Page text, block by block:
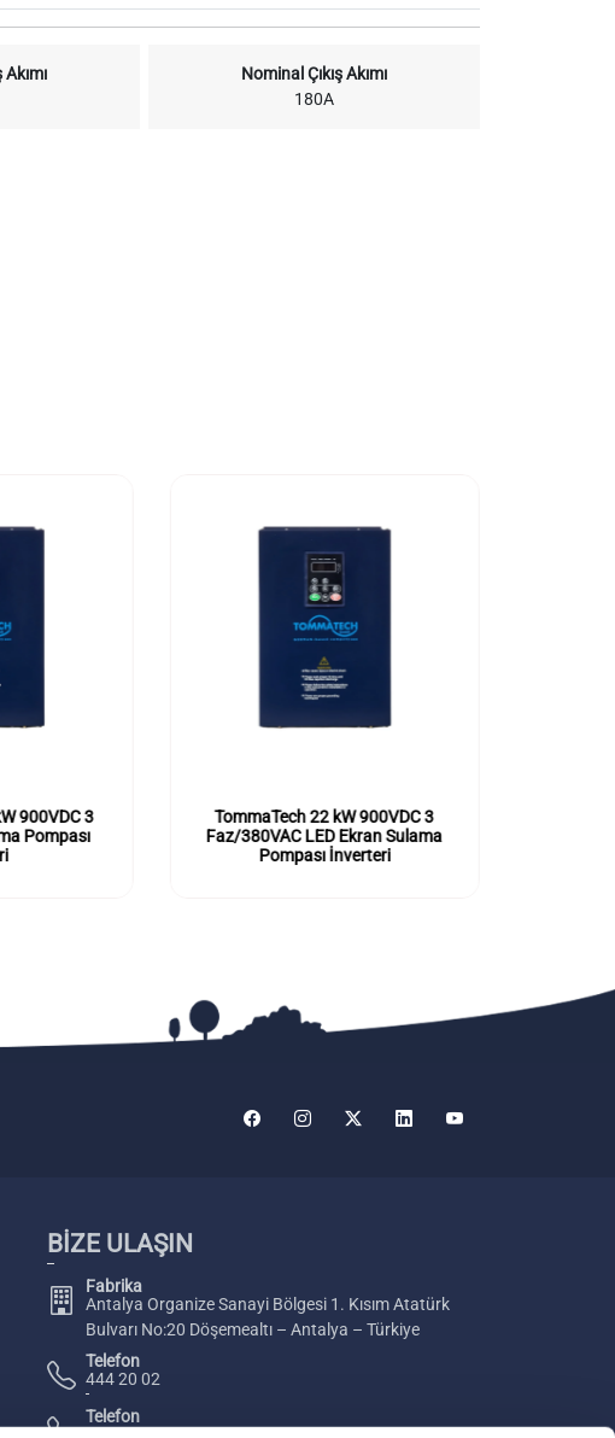
Nominal Çıkış Akımı
180A
900VDC 3
Pompası
TommaTech 22 kW 900VDC 3
Faz/380VAC LED Ekran Sulama
Pompası İnverteri
BİZE ULAŞIN
Fabrika
Antalya Organize Sanayi Bölgesi 1. Kısım Atatürk
Bulvarı No:20 Döşemealtı – Antalya – Türkiye
Telefon
444 20 02
Telefon